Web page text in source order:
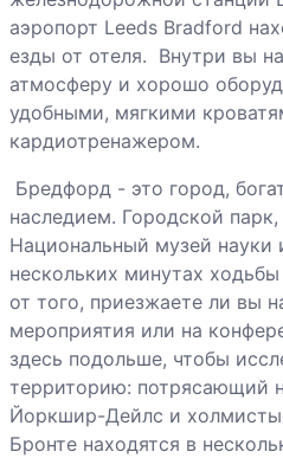
аэропорт Leeds Bradford
езды от отеля. Внутри вы
атмосферу и хорошо
удобными, мягкими
кардиотренажером.
Брeдфорд - это город,
наследием. Городской
Национальный музей
нескольких минутах
от того, приезжаете ли вы
мероприятия или на
здесь подольше, чтобы
территорию: потрясающий
Йоркшир-Дейлс и
Бронте находятся в